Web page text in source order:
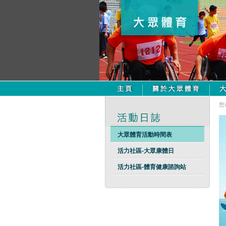
大眾體育活動時間表
活力社區-大眾康體日
活力社區-體育健康諮詢站
您